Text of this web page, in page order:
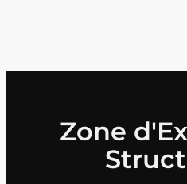
Zone